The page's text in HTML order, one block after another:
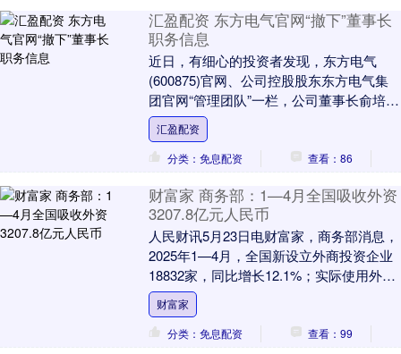
汇盈配资 东方电气官网“撤下”董事长
职务信息
近日，有细心的投资者发现，东方电气
(600875)官网、公司控股股东东方电气集
团官网“管理团队”一栏，公司董事长俞培根
的照片和职务信息都不见了。对此，东方
电气证....
汇盈配资
分类：免息配资
查看：86
财富家 商务部：1—4月全国吸收外资
3207.8亿元人民币
人民财讯5月23日电财富家，商务部消息，
2025年1—4月，全国新设立外商投资企业
18832家，同比增长12.1%；实际使用外资
金额3207.8亿元人民币，同比....
财富家
分类：免息配资
查看：99